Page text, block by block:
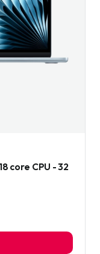
core CPU - 32